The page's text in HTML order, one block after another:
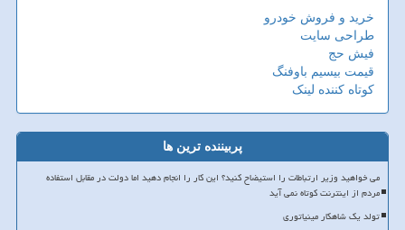
خرید و فروش خودرو
طراحی سایت
فیش حج
قیمت بیسیم باوفنگ
کوتاه کننده لینک
پربیننده ترین ها
می خواهید وزیر ارتباطات را استیضاح کنید؟ این کار را انجام دهید اما دولت در مقابل استفاده
مردم از اینترنت کوتاه نمی آید
تولد یک شاهکار مینیاتوری